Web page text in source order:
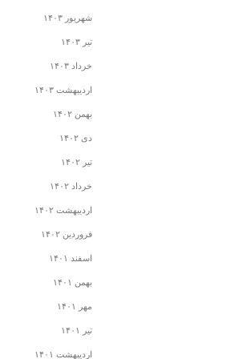
شهریور ۱۴۰۳
تیر ۱۴۰۳
خرداد ۱۴۰۳
اردیبهشت ۱۴۰۳
بهمن ۱۴۰۲
دی ۱۴۰۲
تیر ۱۴۰۲
خرداد ۱۴۰۲
اردیبهشت ۱۴۰۲
فروردین ۱۴۰۲
اسفند ۱۴۰۱
بهمن ۱۴۰۱
مهر ۱۴۰۱
تیر ۱۴۰۱
اردیبهشت ۱۴۰۱